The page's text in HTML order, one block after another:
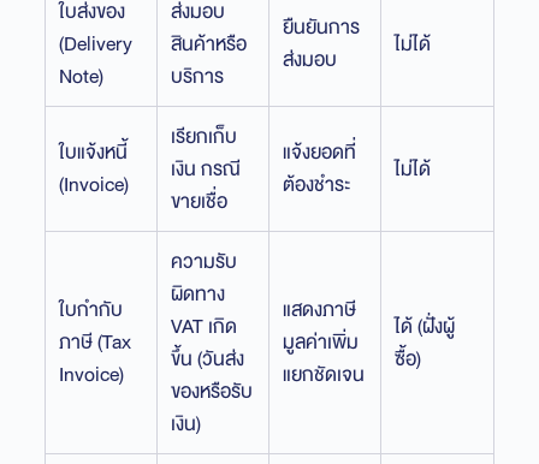
ใบส่งของ
(Delivery
Note)
ส่งมอบ
สินค้าหรือ
บริการ
ยืนยันการ
ส่งมอบ
ไม่ได้
ใบแจ้งหนี้
(Invoice)
เรียกเก็บ
เงิน กรณี
ขายเชื่อ
แจ้งยอดที่
ต้องชำระ
ไม่ได้
ใบกำกับ
ภาษี (Tax
Invoice)
ความรับ
ผิดทาง
VAT เกิด
ขึ้น (วันส่ง
ของหรือรับ
เงิน)
แสดงภาษี
มูลค่าเพิ่ม
แยกชัดเจน
ได้ (ฝั่งผู้
ซื้อ)